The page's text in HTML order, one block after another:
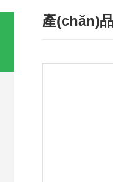
產(chǎn)